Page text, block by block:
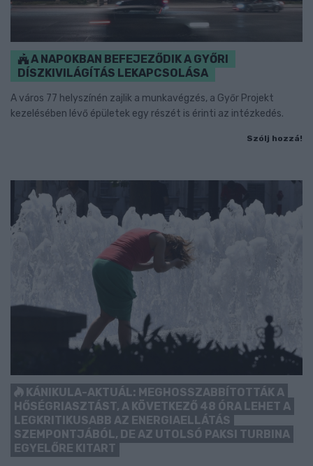
A NAPOKBAN BEFEJEZŐDIK A GYŐRI
DÍSZKIVILÁGÍTÁS LEKAPCSOLÁSA
A város 77 helyszínén zajlik a munkavégzés, a Győr Projekt
kezelésében lévő épületek egy részét is érinti az intézkedés.
Szólj hozzá!
KÁNIKULA-AKTUÁL: MEGHOSSZABBÍTOTTÁK A
HŐSÉGRIASZTÁST, A KÖVETKEZŐ 48 ÓRA LEHET A
LEGKRITIKUSABB AZ ENERGIAELLÁTÁS
SZEMPONTJÁBÓL, DE AZ UTOLSÓ PAKSI TURBINA
EGYELŐRE KITART